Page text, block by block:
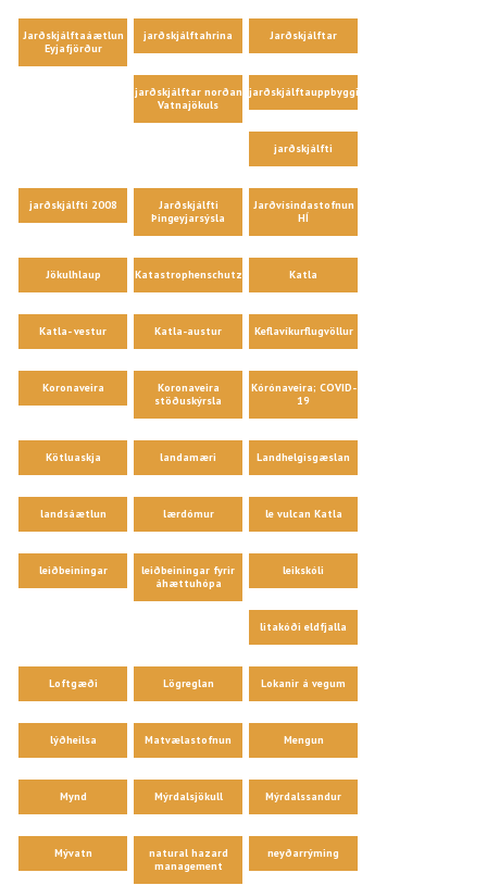
Jarðskjálftaáætlun
Eyjafjörður
jarðskjálftahrina Jarðskjálftar
jarðskjálftar norðan
Vatnajökuls
jarðskjálftauppbygging
jarðskjálfti
jarðskjálfti 2008
Jarðskjálfti
Þingeyjarsýsla
Jarðvísindastofnun
HÍ
Jökulhlaup Katastrophenschutz Katla
Katla- vestur Katla-austur Keflavíkurflugvöllur
Koronaveira
Koronaveira
stöðuskýrsla
Kórónaveira; COVID-
19
Kötluaskja landamæri Landhelgisgæslan
landsáætlun lærdómur le vulcan Katla
leiðbeiningar
leiðbeiningar fyrir
áhættuhópa
leikskóli
litakóði eldfjalla
Loftgæði Lögreglan Lokanir á vegum
lýðheilsa Matvælastofnun Mengun
Mynd Mýrdalsjökull Mýrdalssandur
Mývatn
natural hazard
management
neyðarrýming